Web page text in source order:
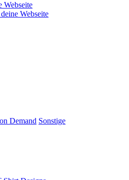
Webseite
Webseite
Demand Sonstige